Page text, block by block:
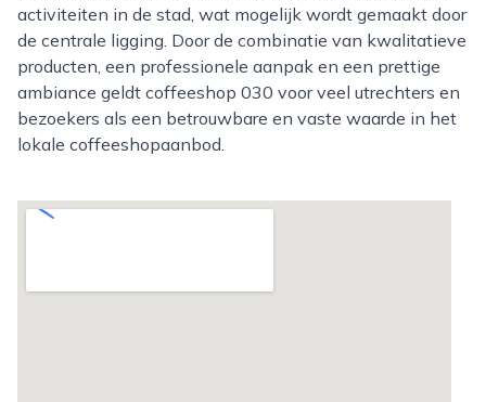
activiteiten in de stad, wat mogelijk wordt gemaakt door
de centrale ligging. Door de combinatie van kwalitatieve
producten, een professionele aanpak en een prettige
ambiance geldt coffeeshop 030 voor veel utrechters en
bezoekers als een betrouwbare en vaste waarde in het
lokale coffeeshopaanbod.